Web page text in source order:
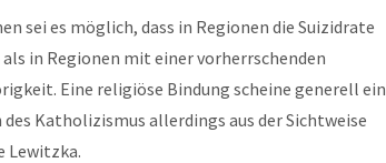
sei es möglich, dass in Regionen die Suizidrate
in Regionen mit einer vorherrschenden
Eine religiöse Bindung scheine generell ein
Katholizismus allerdings aus der Sichtweise
Lewitzka.